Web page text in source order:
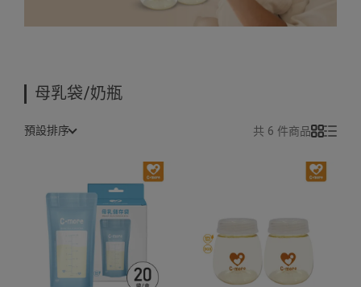
母乳袋/奶瓶
預設排序 共 6 件商品